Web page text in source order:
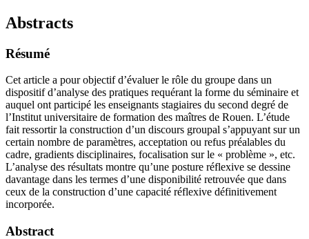
Abstracts
Résumé
Cet article a pour objectif d’évaluer le rôle du groupe dans un
dispositif d’analyse des pratiques requérant la forme du séminaire et
auquel ont participé les enseignants stagiaires du second degré de
l’Institut universitaire de formation des maîtres de Rouen. L’étude
fait ressortir la construction d’un discours groupal s’appuyant sur un
certain nombre de paramètres, acceptation ou refus préalables du
cadre, gradients disciplinaires, focalisation sur le « problème », etc.
L’analyse des résultats montre qu’une posture réflexive se dessine
davantage dans les termes d’une disponibilité retrouvée que dans
ceux de la construction d’une capacité réflexive définitivement
incorporée.
Abstract